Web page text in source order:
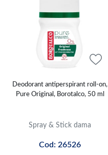
Deodorant antiperspirant roll-on,
Pure Original, Borotalco, 50 ml
Spray & Stick dama
Cod: 26526